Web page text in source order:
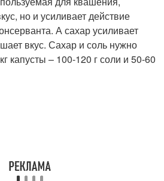
но и усиливает действие
А сахар усиливает
вкус. Сахар и соль нужно
капусты – 100-120 г соли и 50-60